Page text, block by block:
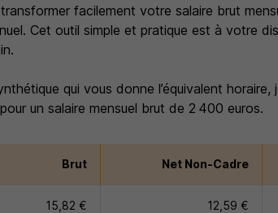
facilement votre salaire brut
Cet outil simple et pratique est à votre
qui vous donne l’équivalent horaire,
un salaire mensuel brut de 2 400 euros.
Brut Net Non-Cadre
15,82 € 12,59 €